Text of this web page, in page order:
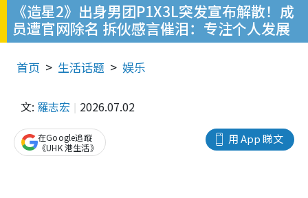
《造星2》出身男团P1X3L突发宣布解散！成
员遭官网除名 拆伙感言催泪：专注个人发展
首页 生活话题 娱乐
文: 羅志宏 2026.07.02
用 App 睇文
在Google追蹤
《UHK 港生活》